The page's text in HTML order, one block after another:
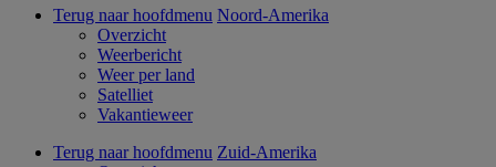
Terug naar hoofdmenu Noord-Amerika
Overzicht
Weerbericht
Weer per land
Satelliet
Vakantieweer
Terug naar hoofdmenu Zuid-Amerika